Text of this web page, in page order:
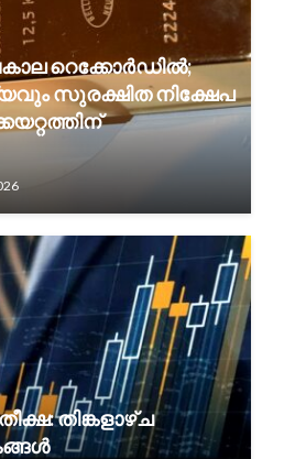
റെക്കോർഡിൽ;
സുരക്ഷിത നിക്ഷേപ
തിങ്കളാഴ്ച